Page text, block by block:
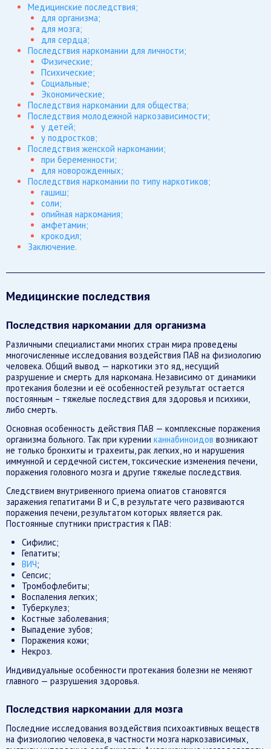
Медицинские последствия;
для организма;
для мозга;
для сердца;
Последствия наркомании для личности;
Физические;
Психические;
Социальные;
Экономические;
Последствия наркомании для общества;
Последствия молодежной наркозависимости;
у детей;
у подростков;
Последствия женской наркомании;
при беременности;
для новорожденных;
Последствия наркомании по типу наркотиков;
гашиш;
соли;
опийная наркомания;
амфетамин;
крокодил;
Заключение.
Медицинские последствия
Последствия наркомании для организма
Различными специалистами многих стран мира проведены
многочисленные исследования воздействия ПАВ на физиологию
человека. Общий вывод — наркотики это яд, несущий
разрушение и смерть для наркомана. Независимо от динамики
протекания болезни и её особенностей результат остается
постоянным – тяжелые последствия для здоровья и психики,
либо смерть.
Основная особенность действия ПАВ — комплексные поражения
организма больного. Так при курении каннабиноидов возникают
не только бронхиты и трахеиты, рак легких, но и нарушения
иммунной и сердечной систем, токсические изменения печени,
поражения головного мозга и другие тяжелые последствия.
Следствием внутривенного приема опиатов становятся
заражения гепатитами В и С, в результате чего развиваются
поражения печени, результатом которых является рак.
Постоянные спутники пристрастия к ПАВ:
Сифилис;
Гепатиты;
ВИЧ;
Сепсис;
Тромбофлебиты;
Воспаления легких;
Туберкулез;
Костные заболевания;
Выпадение зубов;
Поражения кожи;
Некроз.
Индивидуальные особенности протекания болезни не меняют
главного — разрушения здоровья.
Последствия наркомании для мозга
Последние исследования воздействия психоактивных веществ
на физиологию человека, в частности мозга наркозависимых,